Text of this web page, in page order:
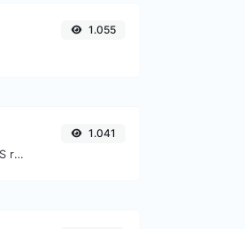
1.055
Find A, AAAA, CNAME, MX, NS, TXT, SOA DNS records of a host.
1.041